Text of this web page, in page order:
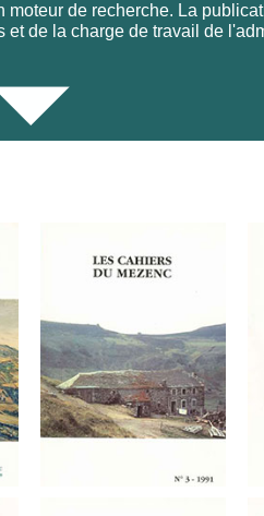
de recherche. La
de la charge de travail de